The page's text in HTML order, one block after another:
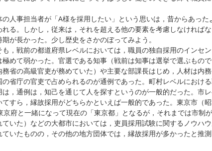
人事担当者が「A様を採用したい」という思いは，昔からあった
れる。しかし，従来は，それを超える他の要素を考慮しなければな
期が長かった。少し歴史をさかのぼってみよう。
，戦前の都道府県レベルにおいては，職員の独自採用のインセン
極めて弱かった。官選である知事（戦前は知事は選挙で選ぶもの
務省の高級官吏が務めていた）や主要な部課長はじめ，人材は内
の省庁の官吏で占められるのが通例であった。町村レベルにおけ
は，通例は，知己を通じて人を探すというのが一般的だった。市
てすら，縁故採用がどちらかといえば一般的であった。東京市（
京府と一緒になって現在の「東京都」となるが，それまでは市制が
ていた）などの大都市においては，吏員採用試験に関するノウハ
ていたものの，その他の地方団体では，縁故採用が多かったと推